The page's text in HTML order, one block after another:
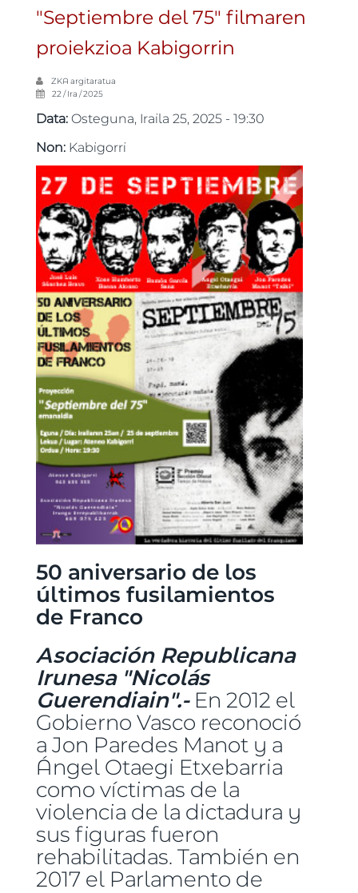
"Septiembre del 75" filmaren
proiekzioa Kabigorrin
ZKA argitaratua
22 / Ira / 2025
Data:Osteguna, Iraila 25, 2025 - 19:30
Non: Kabigorri
50 aniversario de los
últimos fusilamientos
de Franco
Asociación Republicana
Irunesa "Nicolás
Guerendiain".-En 2012 el
Gobierno Vasco reconoció
a Jon Paredes Manot y a
Ángel Otaegi Etxebarria
como víctimas de la
violencia de la dictadura y
sus figuras fueron
rehabilitadas. También en
2017 el Parlamento de